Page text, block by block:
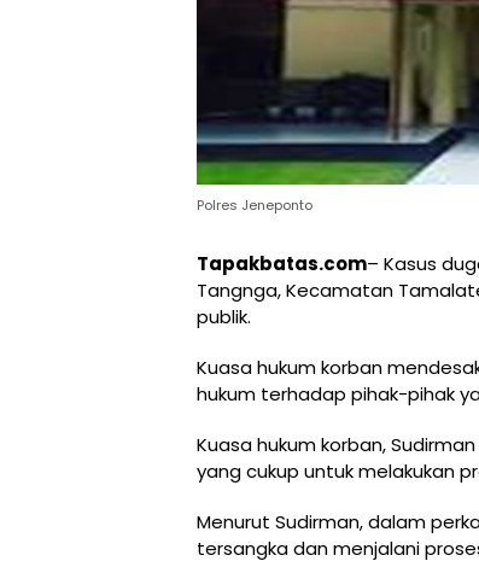
Polres Jeneponto
Tapakbatas.com– Kasus
Tangnga, Kecamatan
publik.
Kuasa hukum korban
hukum terhadap pihak-pihak
Kuasa hukum korban,
yang cukup untuk melakukan
Menurut Sudirman, dalam
tersangka dan menjalani